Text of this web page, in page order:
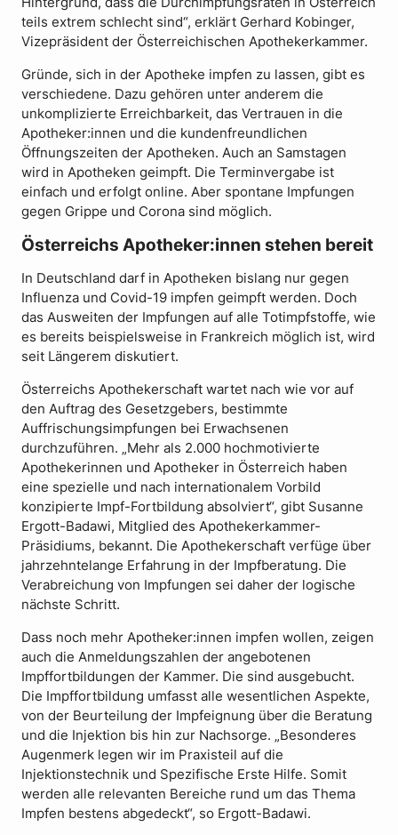
teils extrem schlecht sind“, erklärt Gerhard Kobinger,
Vizepräsident der Österreichischen Apothekerkammer.
Gründe, sich in der Apotheke impfen zu lassen, gibt es
verschiedene. Dazu gehören unter anderem die
unkomplizierte Erreichbarkeit, das Vertrauen in die
Apotheker:innen und die kundenfreundlichen
Öffnungszeiten der Apotheken. Auch an Samstagen
wird in Apotheken geimpft. Die Terminvergabe ist
einfach und erfolgt online. Aber spontane Impfungen
gegen Grippe und Corona sind möglich.
Österreichs Apotheker:innen stehen bereit
In Deutschland darf in Apotheken bislang nur gegen
Influenza und Covid-19 impfen geimpft werden. Doch
das Ausweiten der Impfungen auf alle Totimpfstoffe, wie
es bereits beispielsweise in Frankreich möglich ist, wird
seit Längerem diskutiert.
Österreichs Apothekerschaft wartet nach wie vor auf
den Auftrag des Gesetzgebers, bestimmte
Auffrischungsimpfungen bei Erwachsenen
durchzuführen. „Mehr als 2.000 hochmotivierte
Apothekerinnen und Apotheker in Österreich haben
eine spezielle und nach internationalem Vorbild
konzipierte Impf-Fortbildung absolviert“, gibt Susanne
Ergott-Badawi, Mitglied des Apothekerkammer-
Präsidiums, bekannt. Die Apothekerschaft verfüge über
jahrzehntelange Erfahrung in der Impfberatung. Die
Verabreichung von Impfungen sei daher der logische
nächste Schritt.
Dass noch mehr Apotheker:innen impfen wollen, zeigen
auch die Anmeldungszahlen der angebotenen
Impffortbildungen der Kammer. Die sind ausgebucht.
Die Impffortbildung umfasst alle wesentlichen Aspekte,
von der Beurteilung der Impfeignung über die Beratung
und die Injektion bis hin zur Nachsorge. „Besonderes
Augenmerk legen wir im Praxisteil auf die
Injektionstechnik und Spezifische Erste Hilfe. Somit
werden alle relevanten Bereiche rund um das Thema
Impfen bestens abgedeckt“, so Ergott-Badawi.